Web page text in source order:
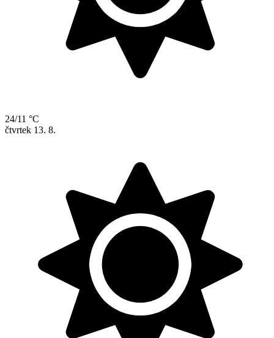
24/11 °C
čtvrtek 13. 8.